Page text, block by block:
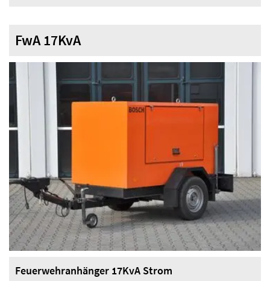
FwA 17KvA
Feuerwehranhänger 17KvA Strom